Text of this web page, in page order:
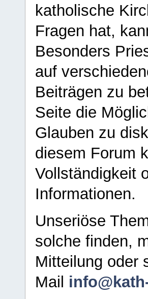
katholische
Fragen hat,
Besonders
auf
Beiträgen zu
Seite die
Glauben zu
diesem Forum
Vollständigkeit
Informationen.
Unseriöse
solche finden,
Mitteilung oder
Mail